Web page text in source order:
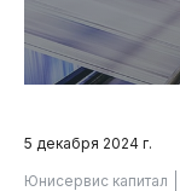
5 декабря 2024 г.
Юнисервис капитал